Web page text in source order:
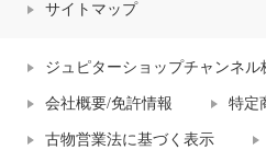
サイトマップ
ジュピターショップチャンネル
会社概要/免許情報 特定
古物営業法に基づく表示